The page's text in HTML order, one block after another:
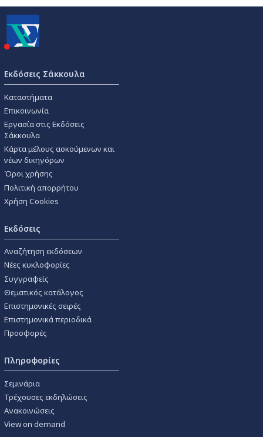
Εκδόσεις Σάκκουλα
Καταστήματα
Επικοινωνία
Εργασία στις Εκδόσεις
Σάκκουλα
Κάρτα μέλους ασκούμενων και
νέων δικηγόρων
Όροι χρήσης
Πολιτική απορρήτου
Χρήση Cookies
Εκδόσεις
Αναζήτηση εκδόσεων
Νέες κυκλοφορίες
Συγγραφείς
Θεματικός κατάλογος
Επιστημονικές σειρές
Επιστημονικά περιοδικά
Προσφορές
Πληροφορίες
Σεμινάρια
Τρέχουσες εκδηλώσεις
Ανακοινώσεις
View on demand